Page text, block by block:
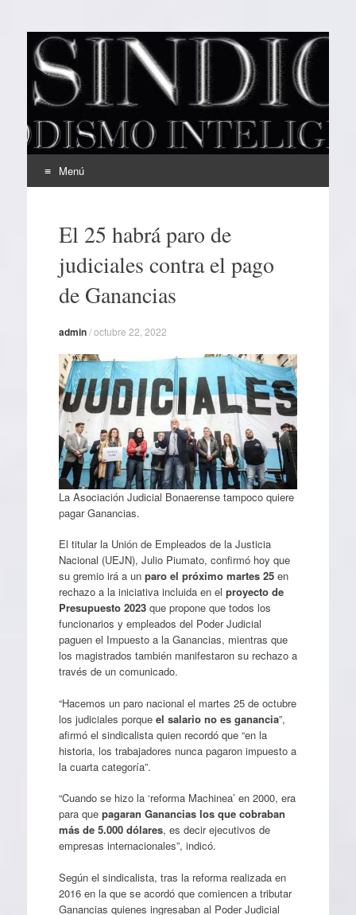
EL SINDICAL
Periodismo Inteligente
Menú
contenidoEl 25 habrá paro de
judiciales contra el pago
de Ganancias
admin/octubre 22, 2022
La Asociación Judicial Bonaerense tampoco quiere
pagar Ganancias.
El titular la Unión de Empleados de la Justicia
Nacional (UEJN), Julio Piumato, confirmó hoy que
su gremio irá a un paro el próximo martes 25 en
rechazo a la iniciativa incluida en el proyecto de
Presupuesto 2023que propone que todos los
funcionarios y empleados del Poder Judicial
paguen el Impuesto a la Ganancias, mientras que
los magistrados también manifestaron su rechazo a
través de un comunicado.
“Hacemos un paro nacional el martes 25 de octubre
los judiciales porque el salario no es ganancia”,
afirmó el sindicalista quien recordó que “en la
historia, los trabajadores nunca pagaron impuesto a
la cuarta categoría”.
“Cuando se hizo la ‘reforma Machinea’ en 2000, era
para que pagaran Ganancias los que cobraban
más de 5.000 dólares, es decir ejecutivos de
empresas internacionales”, indicó.
Según el sindicalista, tras la reforma realizada en
2016 en la que se acordó que comiencen a tributar
Ganancias quienes ingresaban al Poder Judicial